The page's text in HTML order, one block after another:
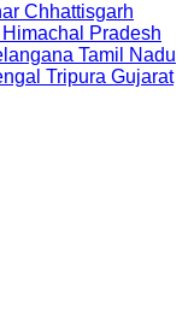
Chhattisgarh
Himachal Pradesh
Tamil Nadu
Tripura Gujarat